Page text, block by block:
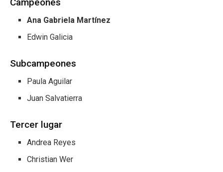
Ana Gabriela Martínez
Edwin Galicia
Subcampeones
Paula Aguilar
Juan Salvatierra
Tercer lugar
Andrea Reyes
Christian Wer